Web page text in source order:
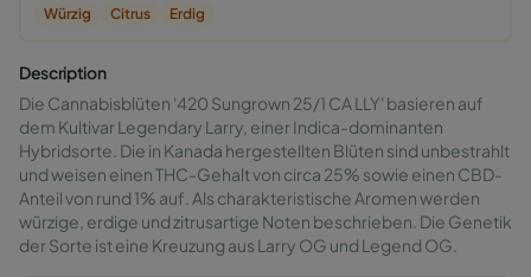
Würzig
Citrus Erdig
Description
Die Cannabisblüten '420 Sungrown 25/1 CA LLY' basieren auf
dem Kultivar Legendary Larry, einer Indica-dominanten
Hybridsorte. Die in Kanada hergestellten Blüten sind unbestrahlt
und weisen einen THC-Gehalt von circa 25% sowie einen CBD-
Anteil von rund 1% auf. Als charakteristische Aromen werden
würzige, erdige und zitrusartige Noten beschrieben. Die Genetik
der Sorte ist eine Kreuzung aus Larry OG und Legend OG.